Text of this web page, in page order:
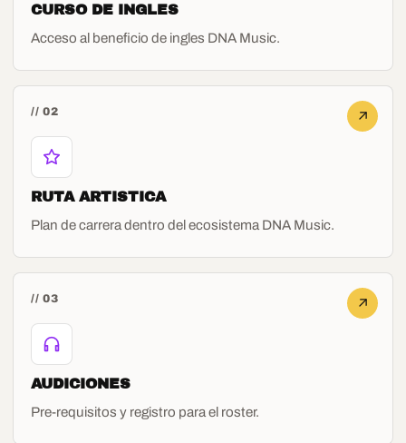
CURSO DE INGLES
Acceso al beneficio de ingles DNA Music.
// 02
RUTA ARTISTICA
Plan de carrera dentro del ecosistema DNA Music.
// 03
AUDICIONES
Pre-requisitos y registro para el roster.